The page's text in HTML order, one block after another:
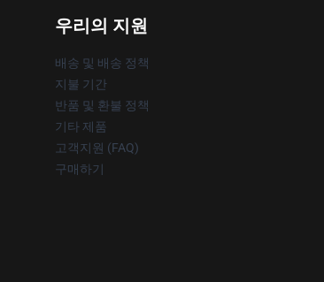
우리의 지원
배송 및 배송 정책
지불 기간
반품 및 환불 정책
기타 제품
고객지원 (FAQ)
구매하기